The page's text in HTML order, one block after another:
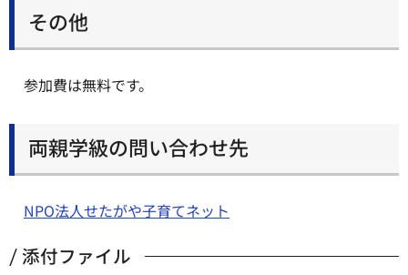
その他
参加費は無料です。
両親学級の問い合わせ先
NPO法人せたがや子育てネット
添付ファイル